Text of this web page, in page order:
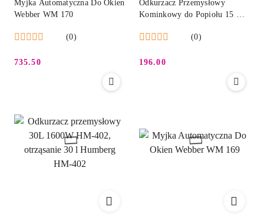
Myjka Automatyczna Do Okien
Webber WM 170
(0)
735.50
Odkurzacz Przemysłowy
Kominkowy do Popiołu 15 L
(0)
196.00